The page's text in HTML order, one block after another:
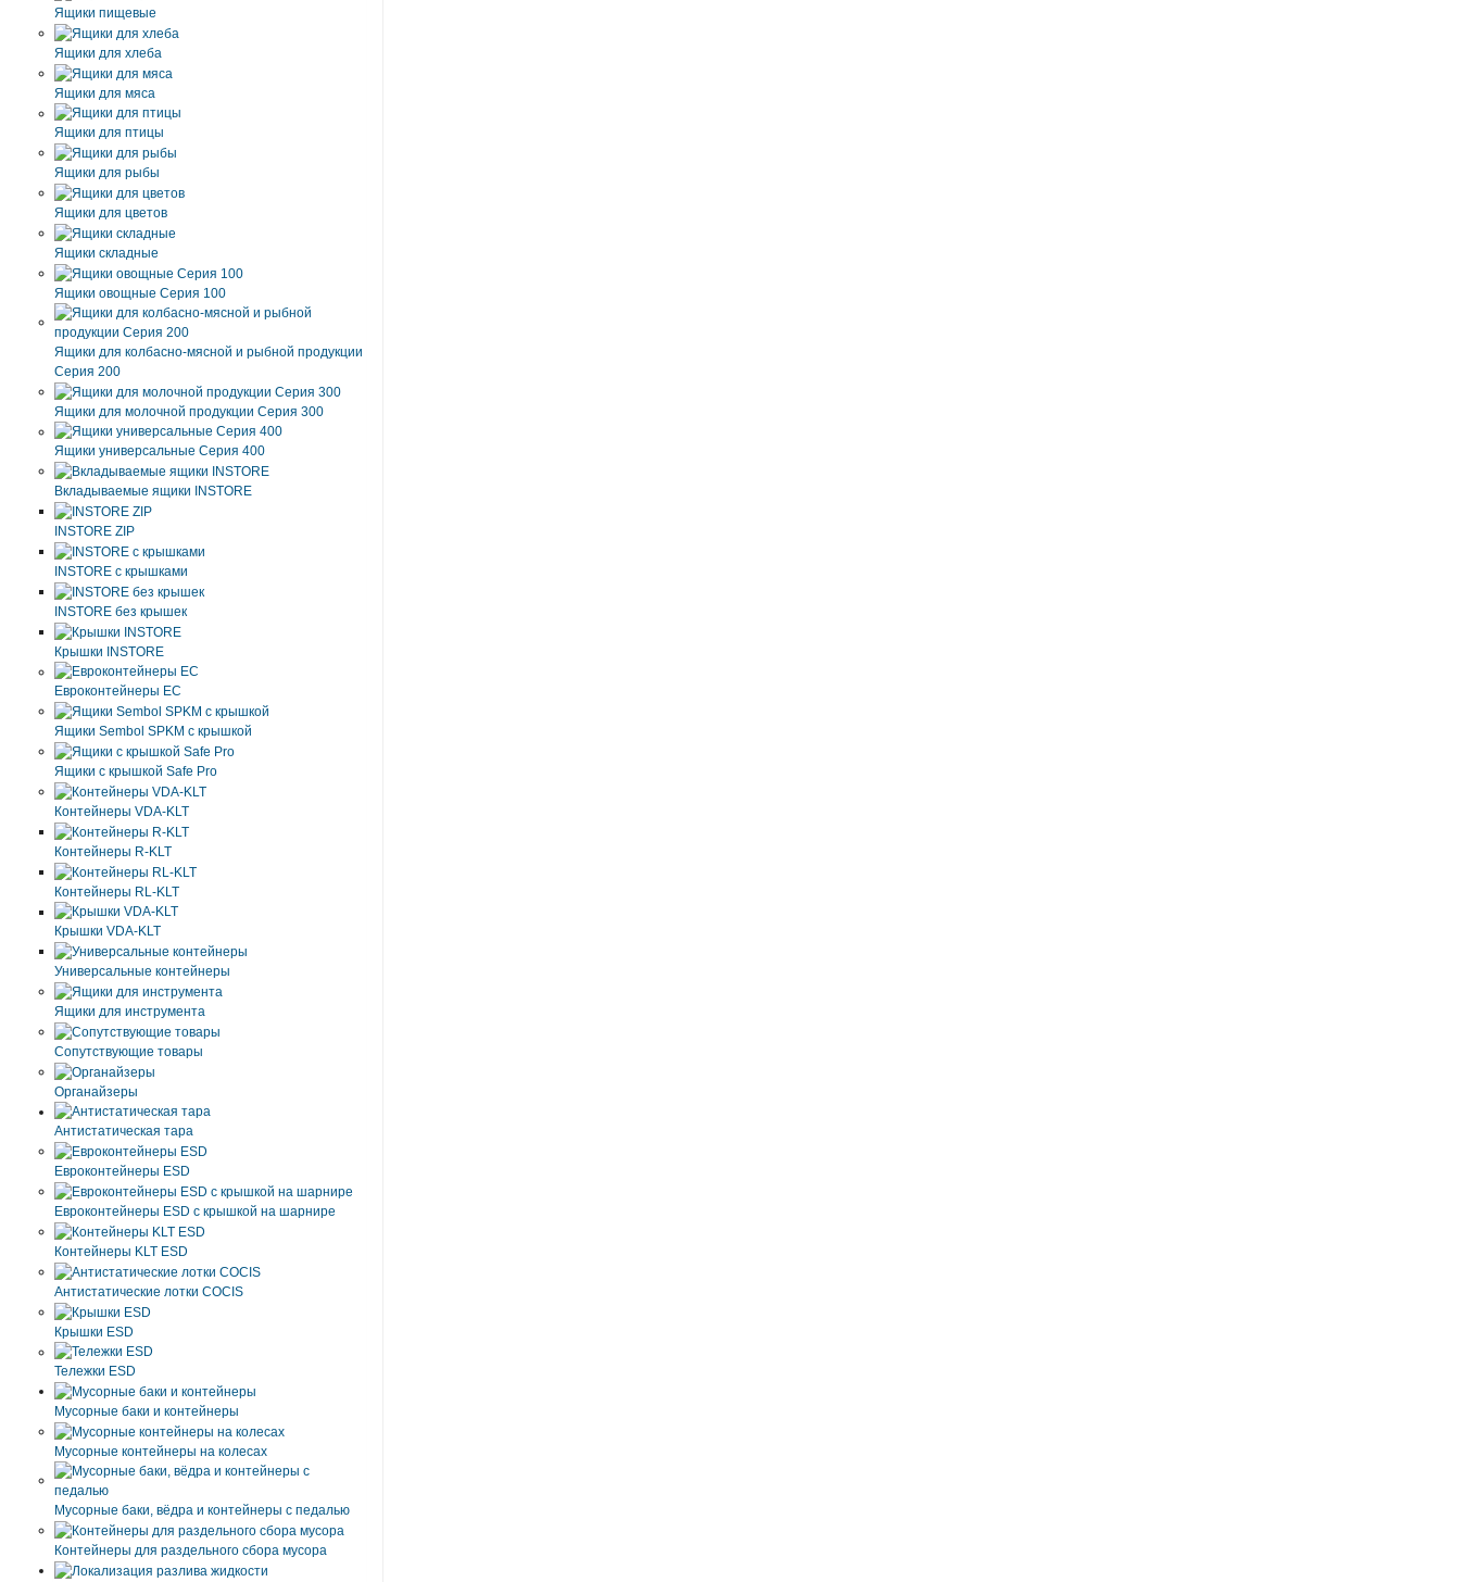
Ящики пищевые
Ящики для хлеба
Ящики для мяса
Ящики для птицы
Ящики для рыбы
Ящики для цветов
Ящики складные
Ящики овощные Серия 100
Ящики для колбасно-мясной и рыбной продукции
Серия 200
Ящики для молочной продукции Серия 300
Ящики универсальные Серия 400
Вкладываемые ящики INSTORE
INSTORE ZIP
INSTORE с крышками
INSTORE без крышек
Крышки INSTORE
Евроконтейнеры ЕC
Ящики Sembol SPKM с крышкой
Ящики с крышкой Safe Pro
Контейнеры VDA-KLT
Контейнеры R-KLT
Контейнеры RL-KLT
Крышки VDA-KLT
Универсальные контейнеры
Ящики для инструмента
Сопутствующие товары
Органайзеры
Антистатическая тара
Eвроконтейнеры ЕSD
Евроконтейнеры ESD с крышкой на шарнире
Контейнеры KLT ESD
Антистатические лотки COCIS
Крышки ESD
Тележки ESD
Мусорные баки и контейнеры
Мусорные контейнеры на колесах
Мусорные баки, вёдра и контейнеры с педалью
Контейнеры для раздельного сбора мусора